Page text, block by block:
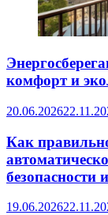
комфорт и
20.06.2026
Как
безопасности
19.06.2026